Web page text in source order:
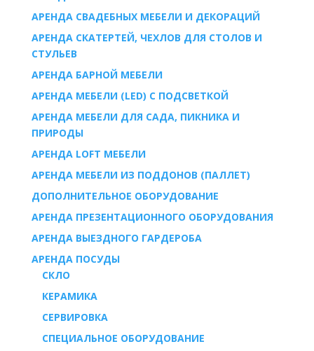
АРЕНДА СВАДЕБНЫХ МЕБЕЛИ И ДЕКОРАЦИЙ
АРЕНДА СКАТЕРТЕЙ, ЧЕХЛОВ ДЛЯ СТОЛОВ И
СТУЛЬЕВ
АРЕНДА БАРНОЙ МЕБЕЛИ
АРЕНДА МЕБЕЛИ (LED) С ПОДСВЕТКОЙ
АРЕНДА МЕБЕЛИ ДЛЯ САДА, ПИКНИКА И
ПРИРОДЫ
АРЕНДА LOFT МЕБЕЛИ
АРЕНДА МЕБЕЛИ ИЗ ПОДДОНОВ (ПАЛЛЕТ)
ДОПОЛНИТЕЛЬНОЕ ОБОРУДОВАНИЕ
АРЕНДА ПРЕЗЕНТАЦИОННОГО ОБОРУДОВАНИЯ
АРЕНДА ВЫЕЗДНОГО ГАРДЕРОБА
AРЕНДА ПОСУДЫ
СКЛО
КЕРАМИКА
СЕРВИРОВКА
СПЕЦИАЛЬНОЕ ОБОРУДОВАНИЕ